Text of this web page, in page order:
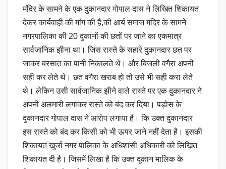
मंदिर के सामने के एक दुकानदार गोपाल दास ने लिखित शिकायत
देकर कार्यवाही की मांग की है,की आर्य समाज मंदिर के सामने
नगरपालिका की 20 दुकानों की छतों पर जाने का एकमात्र
सार्वजानिक झीना था। जिस रास्ते के सहारे दुकानदार छत पर
जाकर बरसात का पानी निकालते थे। और बिजली वगैरा अपनी
सही कर लेते थे। छत वगैरा खराब हो तो उसे भी सही करा लेते
थे। लेकिन उसी सार्वजानिक झीने वाले रास्ते पर एक दुकानदार ने
अपनी अलमारी लगाकर रास्ते को बंद कर दिया। पड़ोस के
दुकानदार गोपाल दास ने आरोप लगाया है। कि उक्त दुकानदार
इस रास्ते को बंद कर किसी को भी ऊपर जाने नहीं देता है। इसकी
शिकायत खुर्जा नगर पालिका के अधिशासी अधिकारी को लिखित
शिकायत दी है। जिसमें लिखा है कि उक्त दूकान मालिक के